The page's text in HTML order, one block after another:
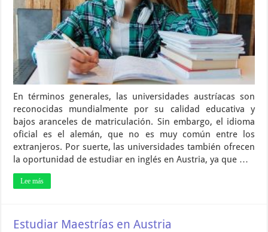
En términos generales, las universidades austríacas son
reconocidas mundialmente por su calidad educativa y
bajos aranceles de matriculación. Sin embargo, el idioma
oficial es el alemán, que no es muy común entre los
extranjeros. Por suerte, las universidades también ofrecen
la oportunidad de estudiar en inglés en Austria, ya que …
Lee más
Estudiar Maestrías en Austria